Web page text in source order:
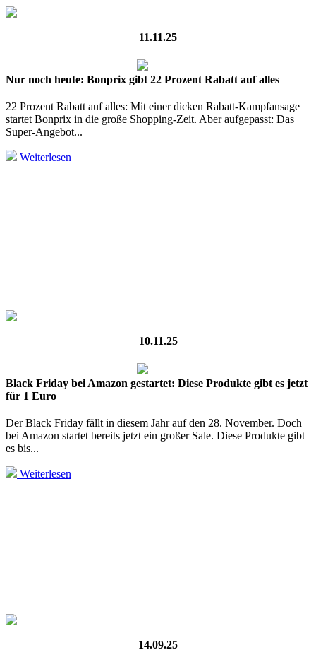
11.11.25
Nur noch heute: Bonprix gibt 22 Prozent Rabatt auf alles
22 Prozent Rabatt auf alles: Mit einer dicken Rabatt-Kampfansage
startet Bonprix in die große Shopping-Zeit. Aber aufgepasst: Das
Super-Angebot...
Weiterlesen
10.11.25
Black Friday bei Amazon gestartet: Diese Produkte gibt es jetzt
für 1 Euro
Der Black Friday fällt in diesem Jahr auf den 28. November. Doch
bei Amazon startet bereits jetzt ein großer Sale. Diese Produkte gibt
es bis...
Weiterlesen
14.09.25